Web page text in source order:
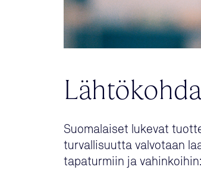
Suomalaiset lukevat
turvallisuutta valvotaan
tapaturmiin ja